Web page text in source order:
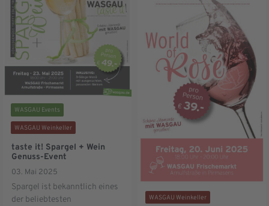
WASGAU Events
WASGAU Weinkeller
taste it! Spargel + Wein
Genuss-Event
03. Mai 2025
Spargel ist bekanntlich eines
der beliebtesten
WASGAU Weinkeller